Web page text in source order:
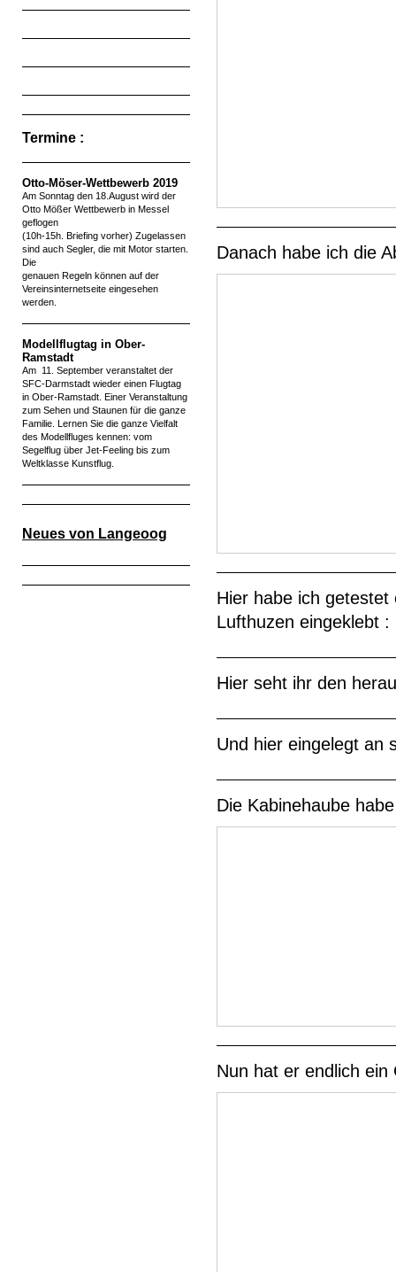
Danach habe ich die
Hier habe ich
Lufthuzen eingeklebt :
Hier seht ihr den
Und hier eingelegt an
Die Kabinehaube
Nun hat er endlich ein
Termine :
Otto-Möser-Wettbewerb 2019
Am Sonntag den 18.August wird der
Otto Mößer Wettbewerb in Messel
geflogen
(10h-15h. Briefing vorher) Zugelassen
sind auch Segler, die mit Motor starten.
Die
genauen Regeln können auf der
Vereinsinternetseite eingesehen
werden.
Modellflugtag in Ober-
Ramstadt
Am 11. September veranstaltet der
SFC-Darmstadt wieder einen Flugtag
in Ober-Ramstadt. Einer Veranstaltung
zum Sehen und Staunen für die ganze
Familie. Lernen Sie die ganze Vielfalt
des Modellfluges kennen: vom
Segelflug über Jet-Feeling bis zum
Weltklasse Kunstflug.
Neues von Langeoog